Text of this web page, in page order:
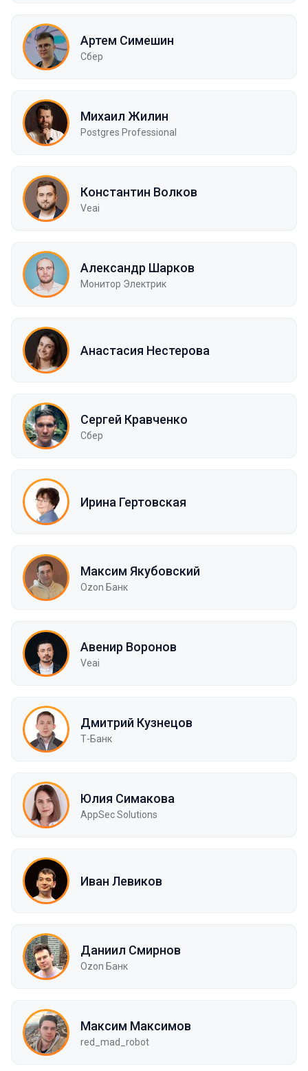
Артем Симешин
Сбер
Михаил Жилин
Postgres Professional
Константин Волков
Veai
Александр Шарков
Монитор Электрик
Анастасия Нестерова
Сергей Кравченко
Сбер
Ирина Гертовская
Максим Якубовский
Ozon Банк
Авенир Воронов
Veai
Дмитрий Кузнецов
Т-Банк
Юлия Симакова
AppSec Solutions
Иван Левиков
Даниил Смирнов
Ozon Банк
Максим Максимов
red_mad_robot